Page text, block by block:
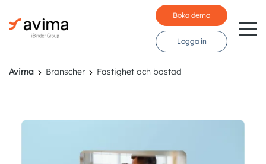
Funktioner
Boka demo
Logga in
Avima Branscher Fastighet och bostad